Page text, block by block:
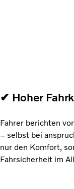
✔ Hoher
Fahrer berichten
– selbst bei
nur den Komfort,
Fahrsicherheit im